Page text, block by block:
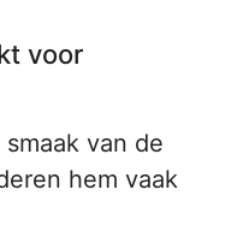
voor
van de
hem vaak